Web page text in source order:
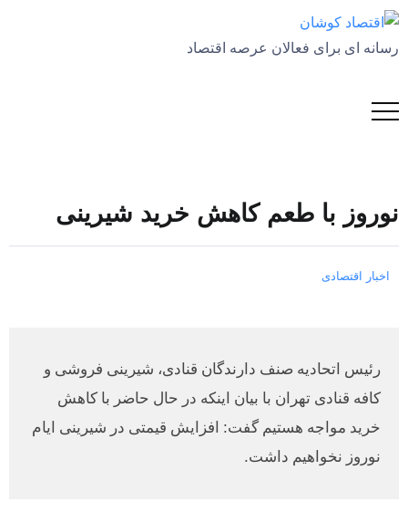
رسانه ای برای فعالان عرصه اقتصاد
نوروز با طعم کاهش خرید شیرینی
اخبار اقتصادی
رئیس اتحادیه صنف دارندگان قنادی، شیرینی فروشی و
کافه قنادی تهران با بیان اینکه در حال حاضر با کاهش
خرید مواجه هستیم گفت: افزایش قیمتی در شیرینی ایام
نوروز نخواهیم داشت.